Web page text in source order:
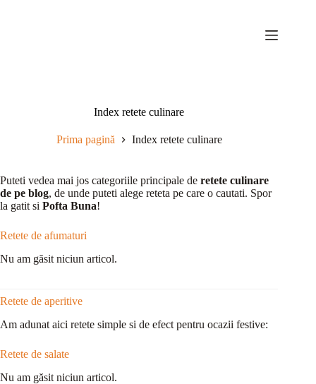
Index retete culinare
Prima pagină Index retete culinare
Puteti vedea mai jos categoriile principale de retete culinare
de pe blog, de unde puteti alege reteta pe care o cautati. Spor
la gatit si Pofta Buna!
Retete de afumaturi
Nu am găsit niciun articol.
Retete de aperitive
Am adunat aici retete simple si de efect pentru ocazii festive:
Retete de salate
Nu am găsit niciun articol.